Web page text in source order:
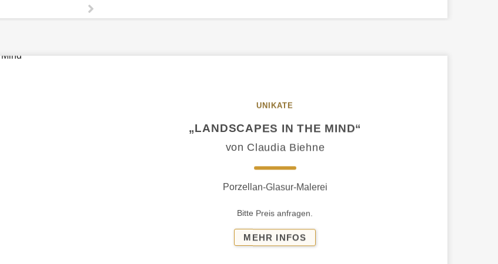
UNIKATE
„LANDSCAPES IN THE MIND“
von Claudia Biehne
Porzellan-Glasur-Malerei
Bitte Preis anfragen.
MEHR INFOS